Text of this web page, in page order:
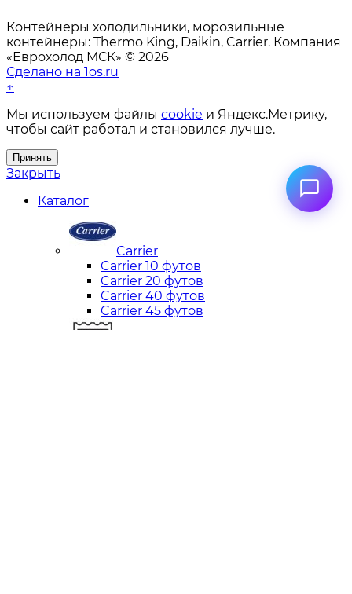
Контейнеры холодильники, морозильные
контейнеры: Thermo King, Daikin, Carrier. Компания
«Еврохолод МСК» © 2026
Сделано на 1os.ru
↑
Мы используем файлы cookie и Яндекс.Метрику,
чтобы сайт работал и становился лучше.
Принять
Закрыть
Каталог
Carrier
Carrier 10 футов
Carrier 20 футов
Carrier 40 футов
Carrier 45 футов